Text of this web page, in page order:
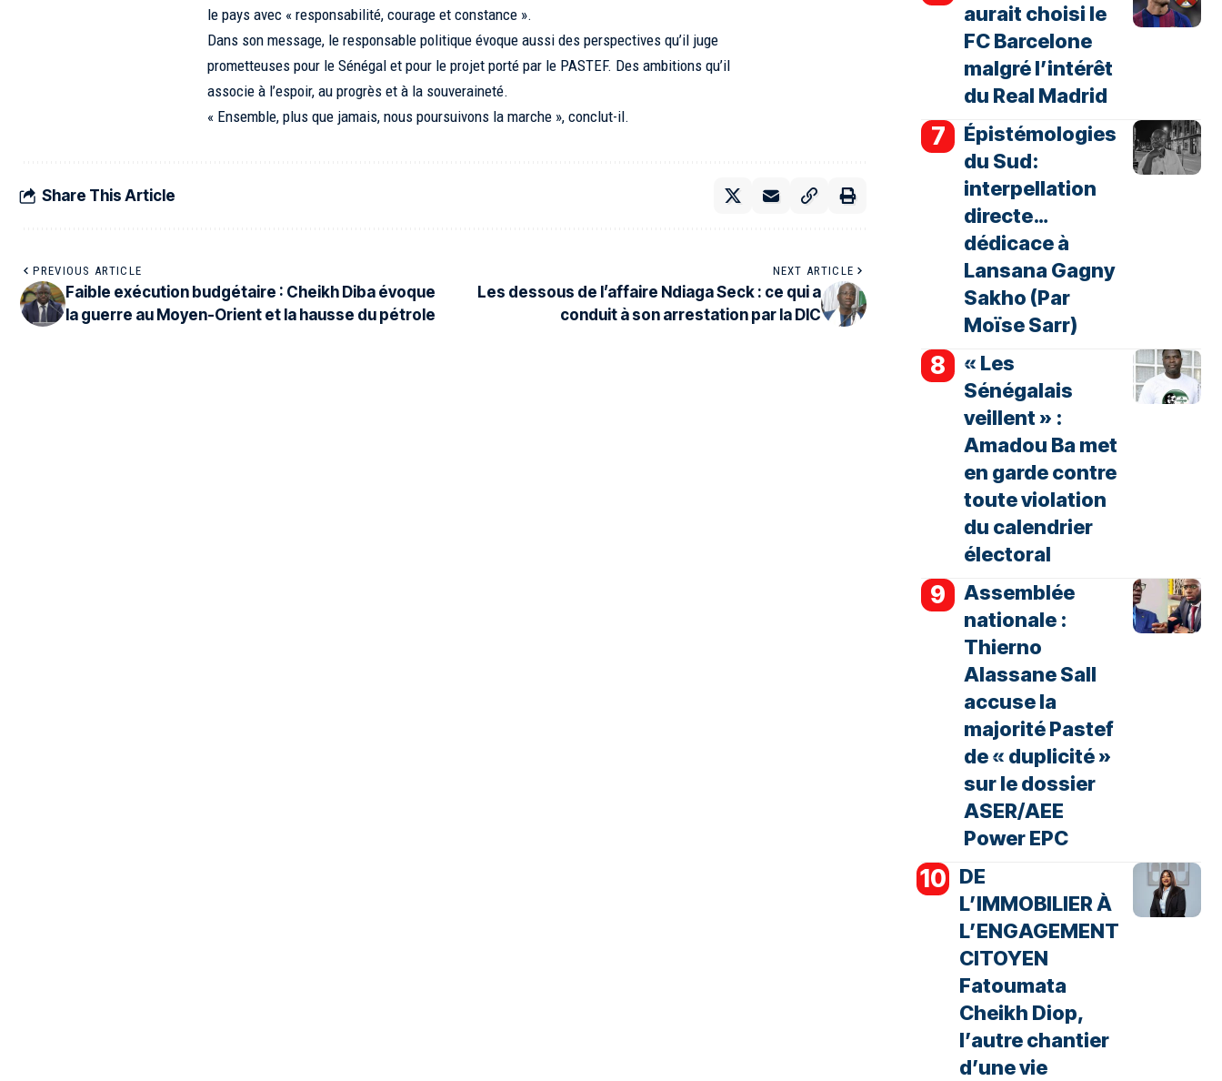
le pays avec « responsabilité, courage et constance ».
Dans son message, le responsable politique évoque aussi des perspectives qu’il juge
prometteuses pour le Sénégal et pour le projet porté par le PASTEF. Des ambitions qu’il
associe à l’espoir, au progrès et à la souveraineté.
« Ensemble, plus que jamais, nous poursuivons la marche », conclut-il.
Share This Article
PREVIOUS ARTICLE
Faible exécution budgétaire : Cheikh Diba évoque
la guerre au Moyen-Orient et la hausse du pétrole
NEXT ARTICLE
Les dessous de l’affaire Ndiaga Seck : ce qui a
conduit à son arrestation par la DIC
aurait choisi le
FC Barcelone
malgré l’intérêt
du Real Madrid
Épistémologies
du Sud:
interpellation
directe…
dédicace à
Lansana Gagny
Sakho (Par
Moïse Sarr)
« Les
Sénégalais
veillent » :
Amadou Ba met
en garde contre
toute violation
du calendrier
électoral
Assemblée
nationale :
Thierno
Alassane Sall
accuse la
majorité Pastef
de « duplicité »
sur le dossier
ASER/AEE
Power EPC
DE
L’IMMOBILIER À
L’ENGAGEMENT
CITOYEN
Fatoumata
Cheikh Diop,
l’autre chantier
d’une vie